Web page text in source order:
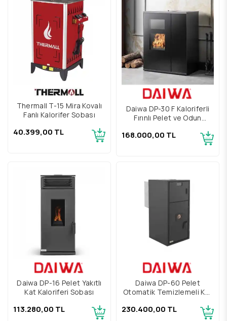
Thermall T-15 Mira Kovalı
Fanlı Kalorifer Sobası
40.399,00 TL
Daiwa DP-30 F Kaloriferli
Fırınlı Pelet ve Odun
168.000,00 TL
Daiwa DP-16 Pelet Yakıtlı
Kat Kaloriferi Sobası
113.280,00 TL
Daiwa DP-60 Pelet
Otomatik Temizlemeli Kat
230.400,00 TL